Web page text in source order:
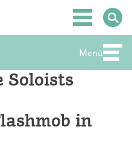
Hauptmenü
Menü
Soloists
in